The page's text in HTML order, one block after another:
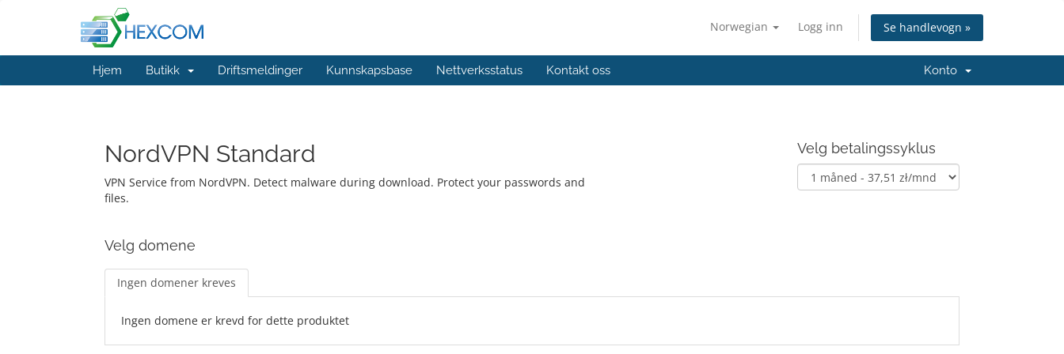
Norwegian Logg inn Se handlevogn »
Hjem Butikk Driftsmeldinger Kunnskapsbase Nettverksstatus Kontakt oss Konto
NordVPN Standard
VPN Service from NordVPN. Detect malware during download. Protect your passwords and
files.
Velg betalingssyklus
Velg domene
Ingen domener kreves
Ingen domene er krevd for dette produktet